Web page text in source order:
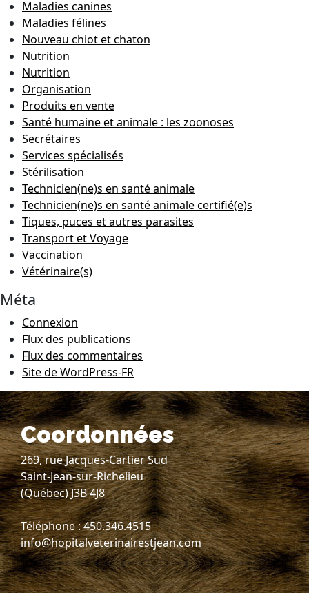
Maladies canines
Maladies félines
Nouveau chiot et chaton
Nutrition
Nutrition
Organisation
Produits en vente
Santé humaine et animale : les zoonoses
Secrétaires
Services spécialisés
Stérilisation
Technicien(ne)s en santé animale
Technicien(ne)s en santé animale certifié(e)s
Tiques, puces et autres parasites
Transport et Voyage
Vaccination
Vétérinaire(s)
Méta
Connexion
Flux des publications
Flux des commentaires
Site de WordPress-FR
Coordonnées
269, rue Jacques-Cartier Sud
Saint-Jean-sur-Richelieu
(Québec) J3B 4J8
Téléphone : 450.346.4515
info@hopitalveterinairestjean.com